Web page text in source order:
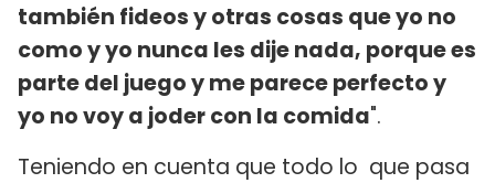
también fideos y otras cosas que yo no
como y yo nunca les dije nada, porque es
parte del juego y me parece perfecto y
yo no voy a joder con la comida".
Teniendo en cuenta que todo lo que pasa